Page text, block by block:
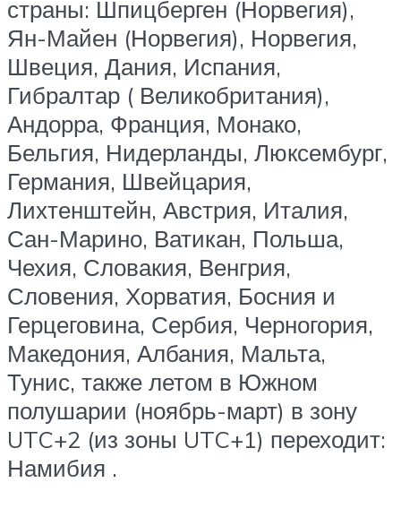
страны: Шпицберген (Норвегия),
Ян-Майен (Норвегия), Норвегия,
Швеция, Дания, Испания,
Гибралтар ( Великобритания),
Андорра, Франция, Монако,
Бельгия, Нидерланды, Люксембург,
Германия, Швейцария,
Лихтенштейн, Австрия, Италия,
Сан-Марино, Ватикан, Польша,
Чехия, Словакия, Венгрия,
Словения, Хорватия, Босния и
Герцеговина, Сербия, Черногория,
Македония, Албания, Мальта,
Тунис, также летом в Южном
полушарии (ноябрь-март) в зону
UTC+2 (из зоны UTC+1) переходит:
Намибия .